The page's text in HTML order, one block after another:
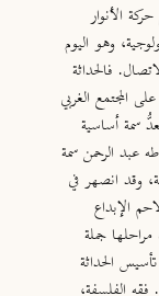
الأنوار
وهو اليوم
فالحداثة
المجتمع الغربي
سمة أساسية
عبد الرحمن سمة
وقد انصهر في
الإبداع
جملة
الحداثة
الإسلامية، ص16، 17، 34، 35، 37، 154، 155. فقه الفلسفة،